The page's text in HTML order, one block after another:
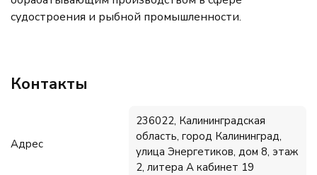
судостроения и рыбной промышленности.
Контакты
Адрес
236022, Калининградская
область, город Калининград,
улица Энергетиков, дом 8, этаж
2, литера А кабинет 19